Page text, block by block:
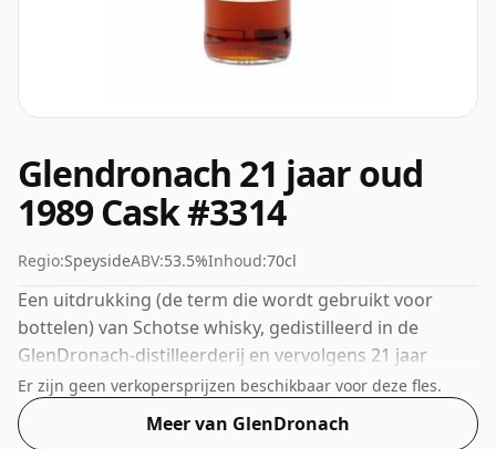
Glendronach 21 jaar oud
1989 Cask #3314
Regio:SpeysideABV:53.5%Inhoud:70cl
Een uitdrukking (de term die wordt gebruikt voor
bottelen) van Schotse whisky, gedistilleerd in de
GlenDronach-distilleerderij en vervolgens 21 jaar
gerijpt. Het ABV van deze whisky is een verheugende
53,5%.
Er zijn geen verkopersprijzen beschikbaar voor deze fles.
Meer van GlenDronach